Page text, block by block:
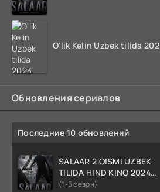
Обновления сериалов
Последние 10 обновлений
SALAAR 2 QISMI UZBEK
TILIDA HIND KINO 2024
TARJIMA 720p HD Skachat
(1-5 сезон)